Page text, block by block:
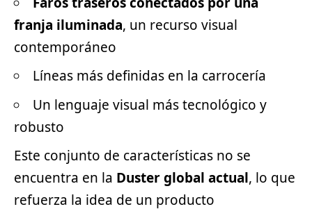
franja iluminada, un recurso visual
contemporáneo
Líneas más definidas en la carrocería
Un lenguaje visual más tecnológico y
robusto
Este conjunto de características no se
encuentra en la Duster global actual, lo que
refuerza la idea de un producto